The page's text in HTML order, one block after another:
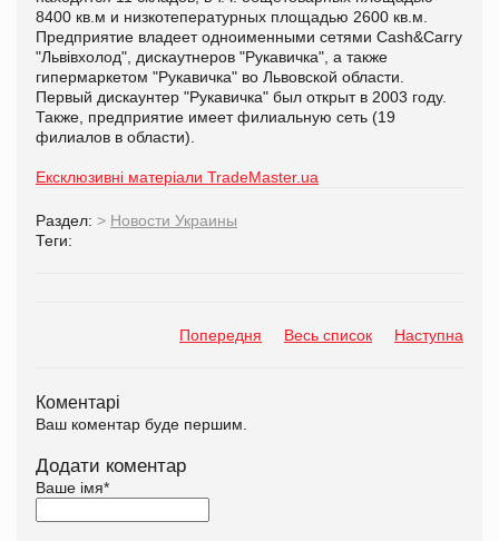
8400 кв.м и низкотепературных площадью 2600 кв.м.
Предприятие владеет одноименными сетями Cash&Carry
"Львівхолод", дискаутнеров "Рукавичка", а также
гипермаркетом "Рукавичка" во Львовской области.
Первый дискаунтер "Рукавичка" был открыт в 2003 году.
Также, предприятие имеет филиальную сеть (19
филиалов в области).
Ексклюзивні матеріали TradeMaster.ua
Раздел: > Новости Украины
Теги:
Попередня Весь список Наступна
Коментарі
Ваш коментар буде першим.
Додати коментар
Ваше імя*